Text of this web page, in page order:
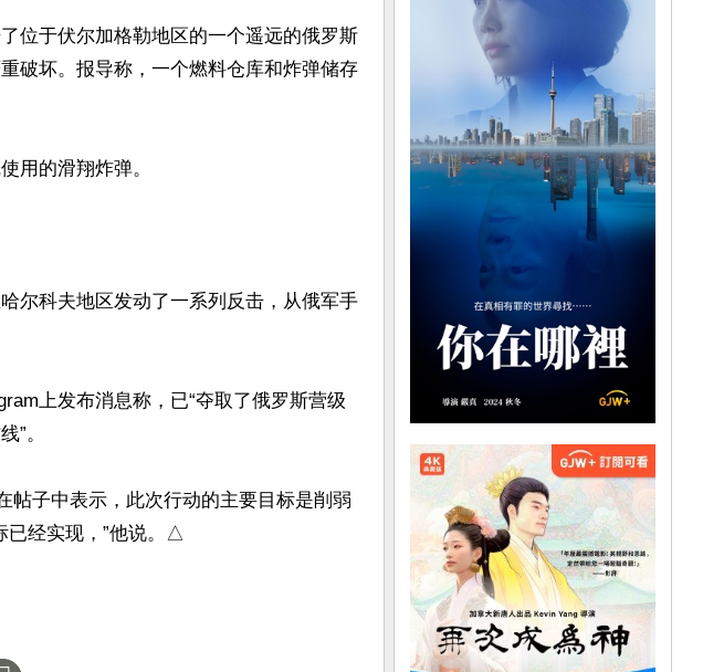
位于伏尔加格勒地区的一个遥远的俄罗斯
破坏。报导称，一个燃料仓库和炸弹储存
用的滑翔炸弹。
尔科夫地区发动了一系列反击，从俄军手
上发布消息称，已“夺取了俄罗斯营级
”。
帖子中表示，此次行动的主要目标是削弱
已经实现，”他说。△